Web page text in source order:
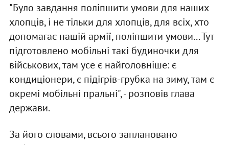
"Було завдання поліпшити умови для наших
хлопців, і не тільки для хлопців, для всіх, хто
допомагає нашій армії, поліпшити умови... Тут
підготовлено мобільні такі будиночки для
військових, там усе є найголовніше: є
кондиціонери, є підігрів-грубка на зиму, там є
окремі мобільні пральні", - розповів глава
держави.
За його словами, всього заплановано